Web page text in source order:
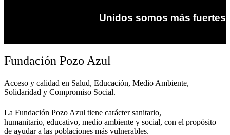
Unidos somos más fuertes
Fundación Pozo Azul
Acceso y calidad en Salud, Educación, Medio Ambiente,
Solidaridad y Compromiso Social.​
La Fundación Pozo Azul tiene carácter sanitario,
humanitario, educativo, medio ambiente y social, con el propósito
de ayudar a las poblaciones más vulnerables.